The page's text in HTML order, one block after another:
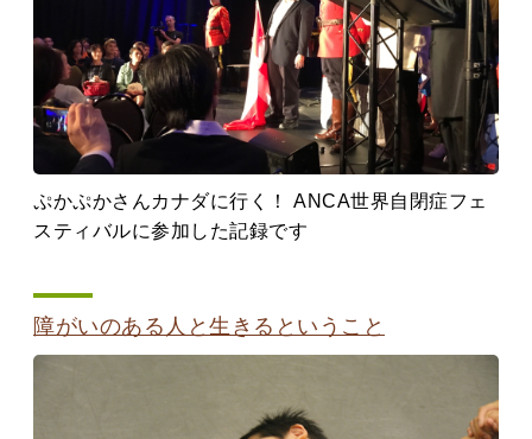
ぷかぷかさんカナダに行く！ ANCA世界自閉症フェ
スティバルに参加した記録です
障がいのある人と生きるということ